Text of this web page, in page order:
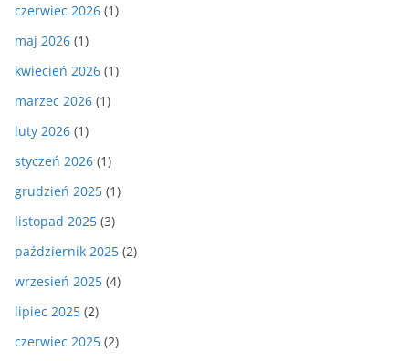
czerwiec 2026 (1)
maj 2026 (1)
kwiecień 2026 (1)
marzec 2026 (1)
luty 2026 (1)
styczeń 2026 (1)
grudzień 2025 (1)
listopad 2025 (3)
październik 2025 (2)
wrzesień 2025 (4)
lipiec 2025 (2)
czerwiec 2025 (2)